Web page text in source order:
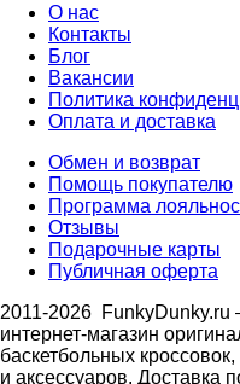
О нас
Контакты
Блог
Вакансии
Политика
Оплата и доставка
Обмен и возврат
Помощь покупателю
Программа
Отзывы
Подарочные карты
Публичная оферта
2011-2026 FunkyDunky.ru
интернет-магазин
баскетбольных
и аксессуаров. Доставка